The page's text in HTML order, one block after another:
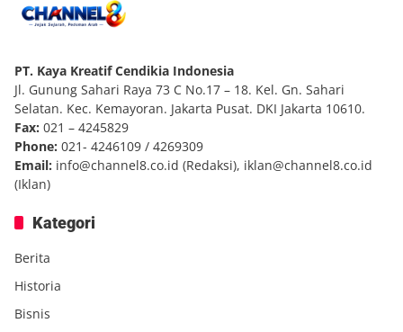
PT. Kaya Kreatif Cendikia Indonesia
Jl. Gunung Sahari Raya 73 C No.17 – 18. Kel. Gn. Sahari
Selatan. Kec. Kemayoran. Jakarta Pusat. DKI Jakarta 10610.
Fax: 021 – 4245829
Phone: 021- 4246109 / 4269309
Email: info@channel8.co.id (Redaksi), iklan@channel8.co.id
(Iklan)
Kategori
Berita
Historia
Bisnis